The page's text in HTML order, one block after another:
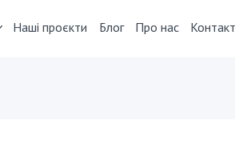
Наші проєкти Блог Про нас